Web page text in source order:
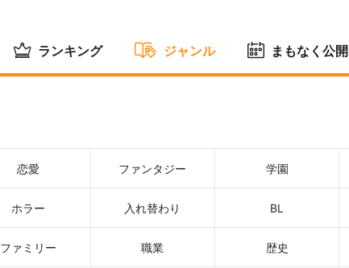
ランキング ジャンル まもなく公開
恋愛 ファンタジー 学園
ホラー 入れ替わり BL
ファミリー 職業 歴史